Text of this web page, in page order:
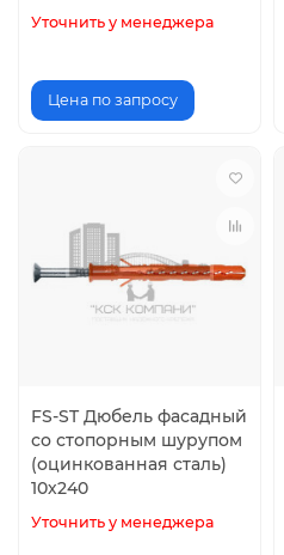
Уточнить у менеджера
Цена по запросу
FS-ST Дюбель фасадный
со стопорным шурупом
(оцинкованная сталь)
10х240
Уточнить у менеджера